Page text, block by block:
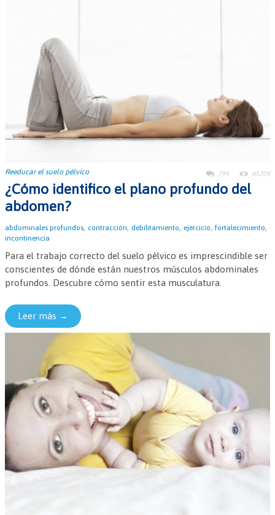
Reeducar el suelo pélvico 799 45709
¿Cómo identifico el plano profundo del
abdomen?
abdominales profundos, contracción, debilitamiento, ejercicio, fortalecimiento,
incontinencia
Para el trabajo correcto del suelo pélvico es imprescindible ser
conscientes de dónde están nuestros músculos abdominales
profundos. Descubre cómo sentir esta musculatura.
Leer más →